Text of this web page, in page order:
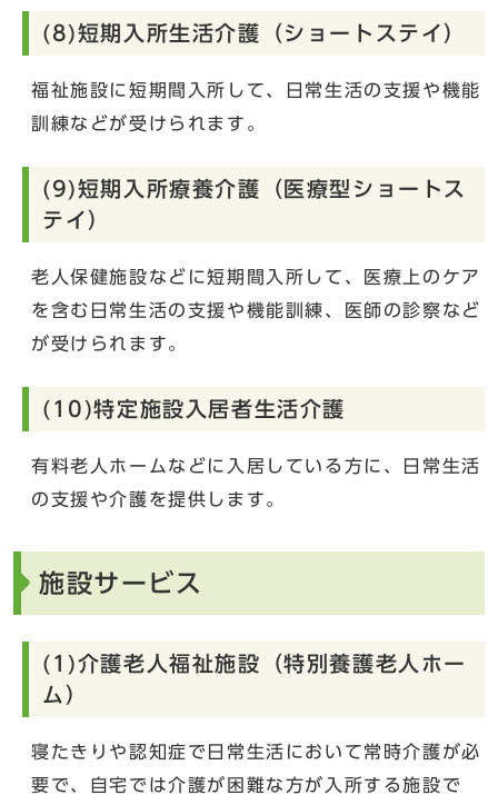
(8)短期入所生活介護（ショートステイ）
福祉施設に短期間入所して、日常生活の支援や機能
訓練などが受けられます。
(9)短期入所療養介護（医療型ショートス
テイ）
老人保健施設などに短期間入所して、医療上のケア
を含む日常生活の支援や機能訓練、医師の診察など
が受けられます。
(10)特定施設入居者生活介護
有料老人ホームなどに入居している方に、日常生活
の支援や介護を提供します。
施設サービス
(1)介護老人福祉施設（特別養護老人ホー
ム）
寝たきりや認知症で日常生活において常時介護が必
要で、自宅では介護が困難な方が入所する施設で